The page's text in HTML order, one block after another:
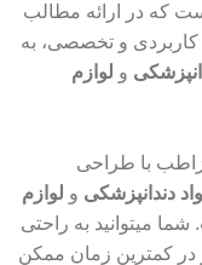
که در ارائه مطالب
کاربردی و تخصصی، به
و لوازم
با طراحی
دندانپزشکی و لوازم
میتوانید به راحتی
در کمترین زمان ممکن